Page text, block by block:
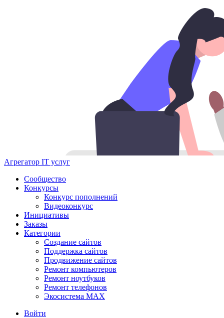
Агрегатор IT услуг
Сообщество
Конкурсы
Конкурс пополнений
Видеоконкурс
Инициативы
Заказы
Категории
Создание сайтов
Поддержка сайтов
Продвижение сайтов
Ремонт компьютеров
Ремонт ноутбуков
Ремонт телефонов
Экосистема MAX
Войти